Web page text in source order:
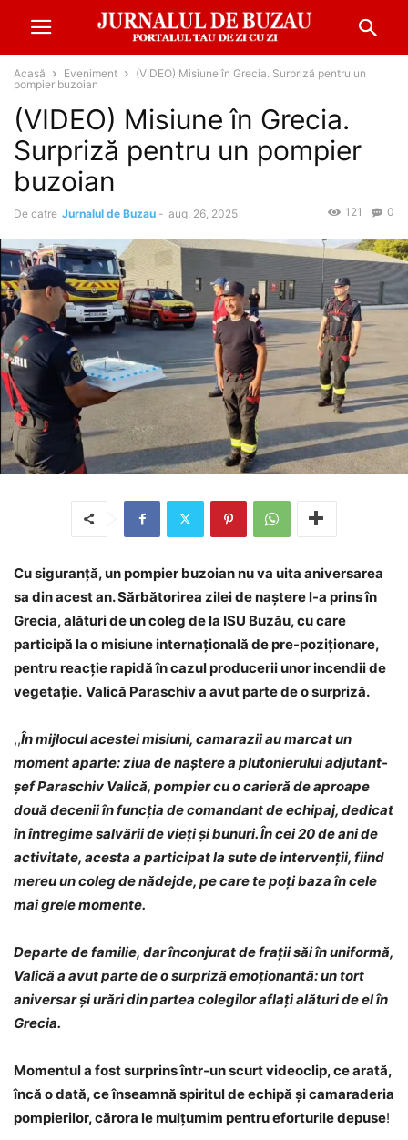
Acasă Eveniment
(VIDEO) Misiune în Grecia. Surpriză pentru un
pompier buzoian
(VIDEO) Misiune în Grecia.
Surpriză pentru un pompier
buzoian
De catre Jurnalul de Buzau - aug. 26, 2025 0
121
Cu siguranță, un pompier buzoian nu va uita aniversarea
sa din acest an. Sărbătorirea zilei de naștere l-a prins în
Grecia, alături de un coleg de la ISU Buzău, cu care
participă la o misiune internațională de pre-poziționare,
pentru reacție rapidă în cazul producerii unor incendii de
vegetație. Valică Paraschiv a avut parte de o surpriză.
,,În mijlocul acestei misiuni, camarazii au marcat un
moment aparte: ziua de naștere a plutonierului adjutant-
șef Paraschiv Valică, pompier cu o carieră de aproape
două decenii în funcția de comandant de echipaj, dedicat
în întregime salvării de vieți și bunuri. În cei 20 de ani de
activitate, acesta a participat la sute de intervenții, fiind
mereu un coleg de nădejde, pe care te poți baza în cele
mai grele momente.
Departe de familie, dar înconjurat de frații săi în uniformă,
Valică a avut parte de o surpriză emoționantă: un tort
aniversar și urări din partea colegilor aflați alături de el în
Grecia.
Momentul a fost surprins într-un scurt videoclip, ce arată,
încă o dată, ce înseamnă spiritul de echipă și camaraderia
pompierilor, cărora le mulțumim pentru eforturile depuse!